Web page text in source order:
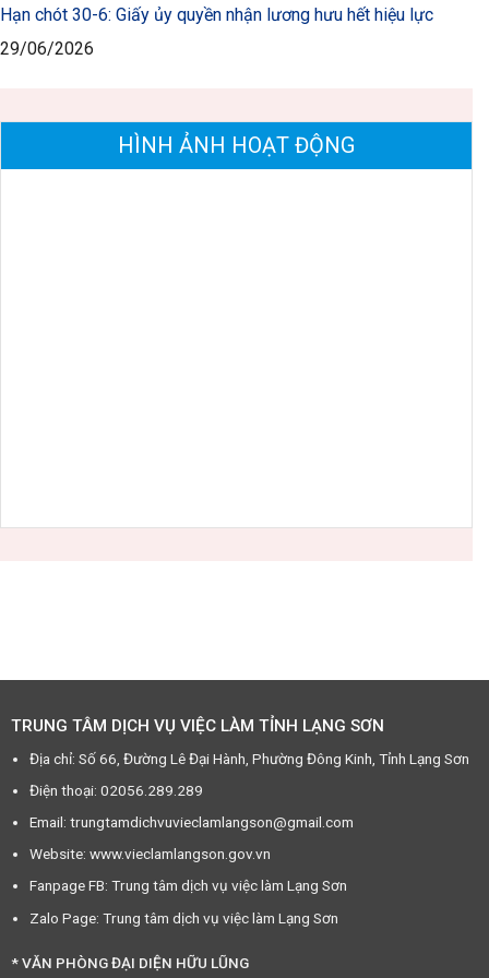
Hạn chót 30-6: Giấy ủy quyền nhận lương hưu hết hiệu lực
29/06/2026
HÌNH ẢNH HOẠT ĐỘNG
TRUNG TÂM DỊCH VỤ VIỆC LÀM TỈNH LẠNG SƠN
Địa chỉ: Số 66, Đường Lê Đại Hành, Phường Đông Kinh, Tỉnh Lạng Sơn
Điện thoại: 02056.289.289
Email: trungtamdichvuvieclamlangson@gmail.com
Website: www.vieclamlangson.gov.vn
Fanpage FB: Trung tâm dịch vụ việc làm Lạng Sơn
Zalo Page: Trung tâm dịch vụ việc làm Lạng Sơn
* VĂN PHÒNG ĐẠI DIỆN HỮU LŨNG